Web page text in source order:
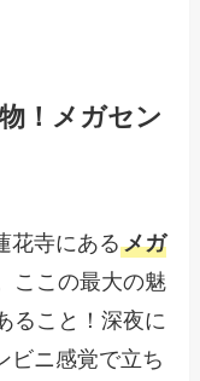
！メガセン
花寺にあるメガ
ここの最大の魅
ること！深夜に
ビニ感覚で立ち